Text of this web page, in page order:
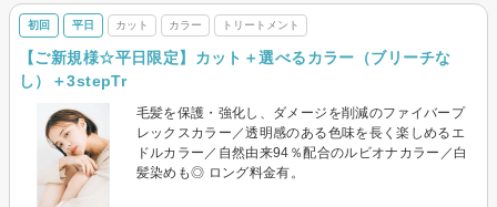
初回 平日 カット カラー トリートメント
【ご新規様☆平日限定】カット＋選べるカラー（ブリーチな
し）＋3stepTr
毛髪を保護・強化し、ダメージを削減のファイバープ
レックスカラー／透明感のある色味を長く楽しめるエ
ドルカラー／自然由来94％配合のルビオナカラー／白
髪染めも◎ ロング料金有。